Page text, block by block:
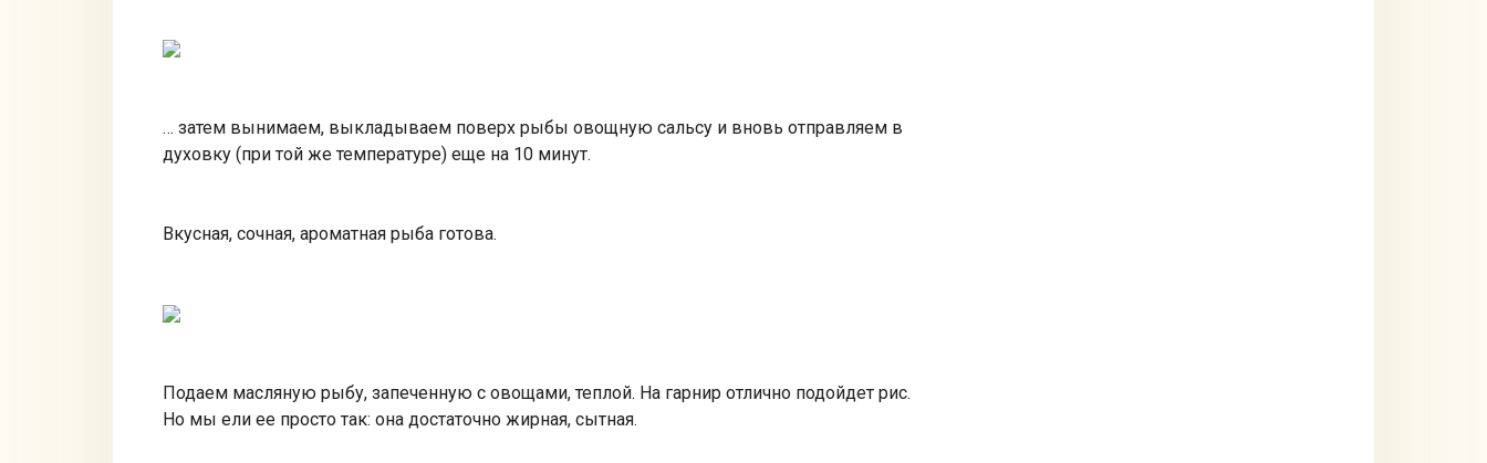
… затем вынимаем, выкладываем поверх рыбы овощную сальсу и вновь отправляем в
духовку (при той же температуре) еще на 10 минут.
Вкусная, сочная, ароматная рыба готова.
Подаем масляную рыбу, запеченную с овощами, теплой. На гарнир отлично подойдет рис.
Но мы ели ее просто так: она достаточно жирная, сытная.